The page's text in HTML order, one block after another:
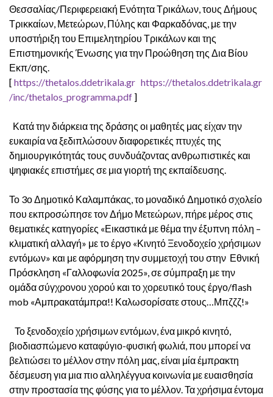
Θεσσαλίας/Περιφερειακή Ενότητα Τρικάλων, τους Δήμους
Τρικκαίων, Μετεώρων, Πύλης και Φαρκαδόνας, με την
υποστήριξη του Επιμελητηρίου Τρικάλων και της
Επιστημονικής Ένωσης για την Προώθηση της Δια Βίου
Εκπ/σης.
[ https://thetalos.ddetrikala.gr https://thetalos.ddetrikala.gr
/inc/thetalos_programma.pdf ]
Κατά την διάρκεια της δράσης οι μαθητές μας είχαν την
ευκαιρία να ξεδιπλώσουν διαφορετικές πτυχές της
δημιουργικότητάς τους συνδυάζοντας ανθρωπιστικές και
ψηφιακές επιστήμες σε μια γιορτή της εκπαίδευσης.
Το 3ο Δημοτικό Καλαμπάκας, το μοναδικό Δημοτικό σχολείο
που εκπροσώπησε τον Δήμο Μετεώρων, πήρε μέρος στις
θεματικές κατηγορίες «Εικαστικά με θέμα την έξυπνη πόλη –
κλιματική αλλαγή» με το έργο «Κινητό Ξενοδοχείο χρήσιμων
εντόμων» και με αφόρμηση την συμμετοχή του στην Εθνική
Πρόσκληση «Γαλλοφωνία 2025», σε σύμπραξη με την
ομάδα σύγχρονου χορού και το χορευτικό τους έργο/flash
mob «Αμπρακατάμπρα!! Καλωσορίσατε στους…Μπζζζ!»
Το ξενοδοχείο χρήσιμων εντόμων, ένα μικρό κινητό,
βιοδιασπώμενο καταφύγιο-φυσική φωλιά, που μπορεί να
βελτιώσει το μέλλον στην πόλη μας, είναι μία έμπρακτη
δέσμευση για μια πιο αλληλέγγυα κοινωνία με ευαισθησία
στην προστασία της φύσης για το μέλλον. Τα χρήσιμα έντομα